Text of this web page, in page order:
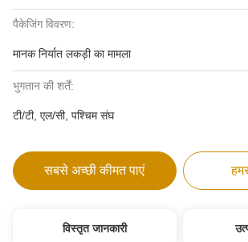
पैकेजिंग विवरण:
मानक निर्यात लकड़ी का मामला
भुगतान की शर्तें:
टी/टी, एल/सी, पश्चिम संघ
सबसे अच्छी कीमत पाएं
विस्तृत जानकारी